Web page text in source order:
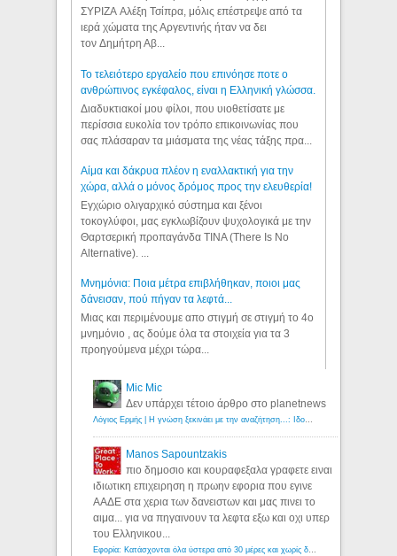
ΣΥΡΙΖΑ Αλέξη Τσίπρα, μόλις επέστρεψε από τα
ιερά χώματα της Αργεντινής ήταν να δει
τον Δημήτρη Αβ...
Το τελειότερο εργαλείο που επινόησε ποτε ο
ανθρώπινος εγκέφαλος, είναι η Ελληνική γλώσσα.
Διαδυκτιακοί μου φίλοι, που υιοθετίσατε με
περίσσια ευκολία τον τρόπο επικοινωνίας που
σας πλάσαραν τα μιάσματα της νέας τάξης πρα...
Αίμα και δάκρυα πλέον η εναλλακτική για την
χώρα, αλλά ο μόνος δρόμος προς την ελευθερία!
Εγχώριο ολιγαρχικό σύστημα και ξένοι
τοκογλύφοι, μας εγκλωβίζουν ψυχολογικά με την
Θαρτσερική προπαγάνδα TINA (There Is No
Alternative). ...
Μνημόνια: Ποια μέτρα επιβλήθηκαν, ποιοι μας
δάνεισαν, πού πήγαν τα λεφτά...
Μιας και περιμένουμε απο στιγμή σε στιγμή το 4ο
μνημόνιο , ας δούμε όλα τα στοιχεία για τα 3
προηγούμενα μέχρι τώρα...
Mic Mic
Δεν υπάρχει τέτοιο άρθρο στο planetnews
Λόγιος Ερμής | Η γνώση ξεκινάει με την αναζήτηση...: Ιδού οι 18 που χρωστούν 11 δις ευρώ!
Manos Sapountzakis
πιο δημοσιο και κουραφεξαλα γραφετε ειναι
ιδιωτικη επιχειρηση η πρωην εφορια που εγινε
ΑΑΔΕ στα χερια των δανειστων και μας πινει το
αιμα... για να πηγαινουν τα λεφτα εξω και οχι υπερ
του Ελληνικου...
Εφορία: Κατάσχονται όλα ύστερα από 30 μέρες και χωρίς δικαστικές αποφάσεις - Λόγιος Ερμής